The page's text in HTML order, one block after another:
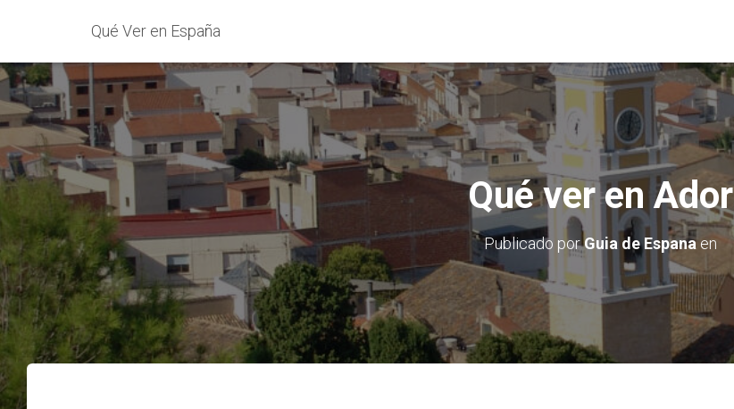
Qué Ver en España
Qué ver en Ador
Publicado porGuia de Espanaen